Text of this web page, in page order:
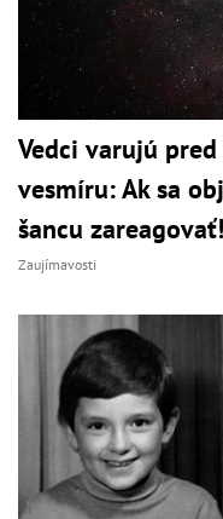
Vedci varujú
vesmíru: Ak sa
šancu zareagovať!
Zaujímavosti